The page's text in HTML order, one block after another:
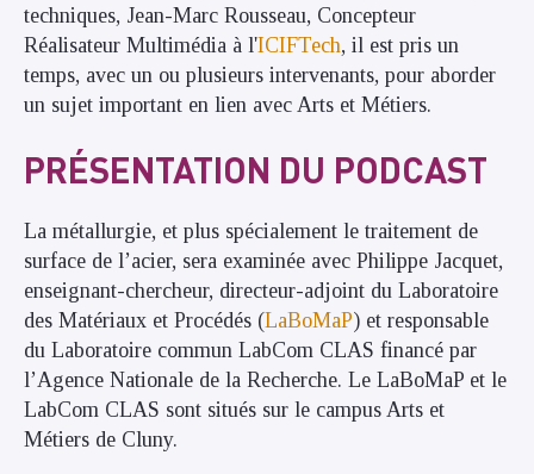
techniques, Jean-Marc Rousseau, Concepteur
Réalisateur Multimédia à l'ICIFTech, il est pris un
temps, avec un ou plusieurs intervenants, pour aborder
un sujet important en lien avec Arts et Métiers.
PRÉSENTATION DU PODCAST
La métallurgie, et plus spécialement le traitement de
surface de l’acier, sera examinée avec Philippe Jacquet,
enseignant-chercheur, directeur-adjoint du Laboratoire
des Matériaux et Procédés (LaBoMaP) et responsable
du Laboratoire commun LabCom CLAS financé par
l’Agence Nationale de la Recherche. Le LaBoMaP et le
LabCom CLAS sont situés sur le campus Arts et
Métiers de Cluny.